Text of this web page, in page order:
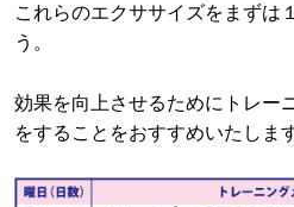
これらのエクササイズをまずは
う。
効果を向上させるためにトレー
をすることをおすすめいたします